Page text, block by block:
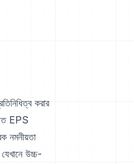
করার
EPS
নমনীয়তা
উচ্চ-